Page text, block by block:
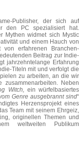
Publisher, der sich auf
den PC spezialisiert hat.
Mythen widmet sich Mystic
und einem Hauch von
erfahrenen Branchen-
Beitrag zur Indie-
jahrzehntelange Erfahrung
Titeln mit und verfolgt die
zu arbeiten, an die wir
Neben
Witch, ein würfelbasiertes
Genre ausgebrannt sind“
Herzensprojekt eines
Team mit seinem Ehrgeiz,
originellen Themen und
weltweiten Publikum